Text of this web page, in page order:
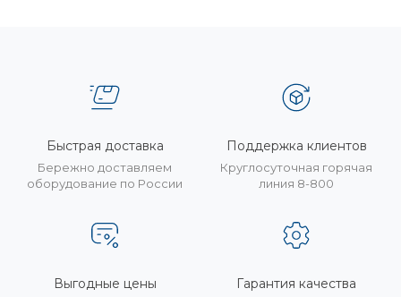
Быстрая доставка
Бережно доставляем
оборудование по России
Поддержка клиентов
Круглосуточная горячая
линия 8-800
Выгодные цены Гарантия качества